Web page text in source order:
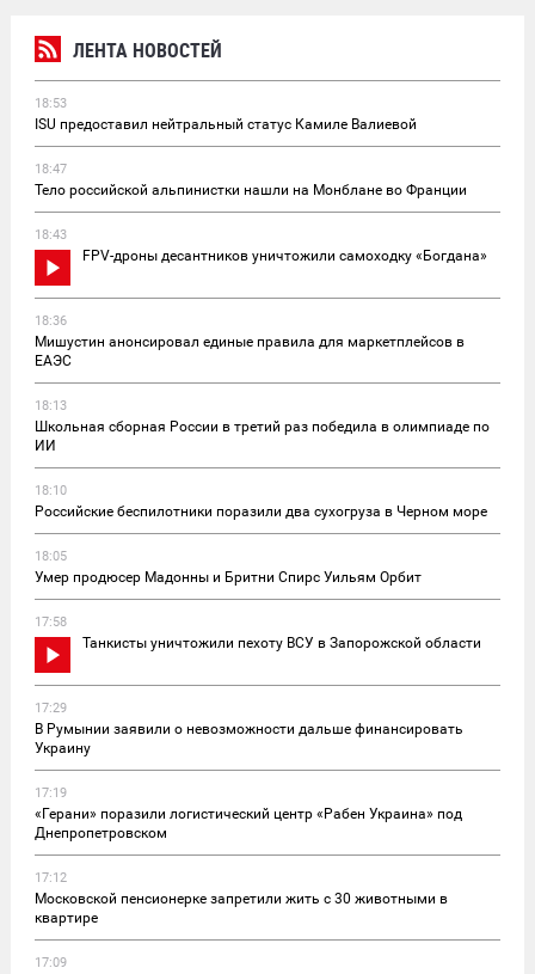
ЛЕНТА НОВОСТЕЙ
18:53
ISU предоставил нейтральный статус Камиле Валиевой
18:47
Тело российской альпинистки нашли на Монблане во Франции
18:43
FPV-дроны десантников уничтожили самоходку «Богдана»
18:36
Мишустин анонсировал единые правила для маркетплейсов в
ЕАЭС
18:13
Школьная сборная России в третий раз победила в олимпиаде по
ИИ
18:10
Российские беспилотники поразили два сухогруза в Черном море
18:05
Умер продюсер Мадонны и Бритни Спирс Уильям Орбит
17:58
Танкисты уничтожили пехоту ВСУ в Запорожской области
17:29
В Румынии заявили о невозможности дальше финансировать
Украину
17:19
«Герани» поразили логистический центр «Рабен Украина» под
Днепропетровском
17:12
Московской пенсионерке запретили жить с 30 животными в
квартире
17:09